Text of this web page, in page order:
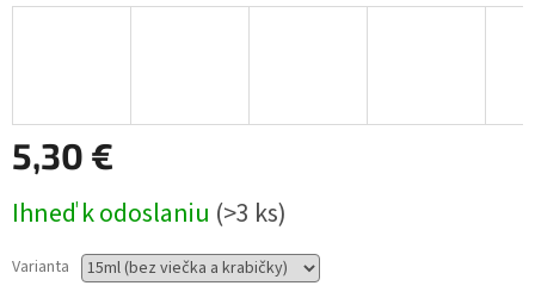
5,30 €
cena:
Ihneď k odoslaniu (>3 ks)
Varianta